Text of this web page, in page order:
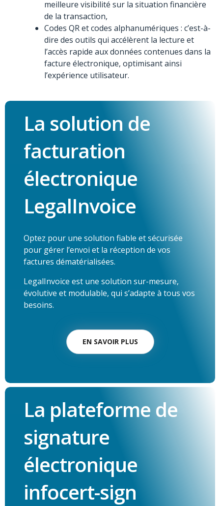
meilleure visibilité sur la situation financière
de la transaction,
Codes QR et codes alphanumériques : c’est-à-
dire des outils qui accélèrent la lecture et
l’accès rapide aux données contenues dans la
facture électronique, optimisant ainsi
l’expérience utilisateur.
La solution de
facturation
électronique
LegalInvoice
Optez pour une solution fiable et sécurisée
pour gérer l’envoi et la réception de vos
factures dématérialisées.
LegalInvoice est une solution sur-mesure,
évolutive et modulable, qui s’adapte à tous vos
besoins.
EN SAVOIR PLUS
La plateforme de
signature
électronique
infocert-sign